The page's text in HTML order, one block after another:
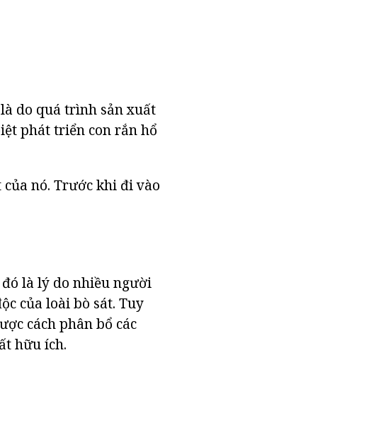
do quá trình sản xuất
phát triển con rắn hổ
nó. Trước khi đi vào
là lý do nhiều người
của loài bò sát. Tuy
cách phân bổ các
hữu ích.